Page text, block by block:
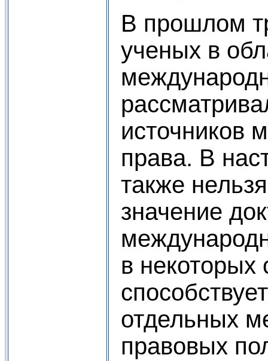
В прошлом
ученых в
источников
права. В
также
значение
в некоторых
отдельных
правовых